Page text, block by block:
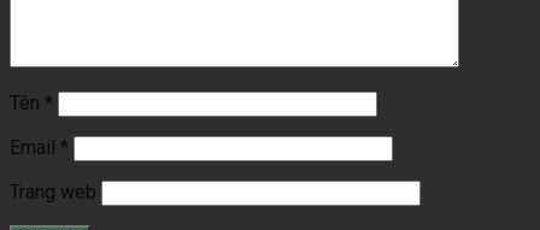
Tên *
Email *
Trang web